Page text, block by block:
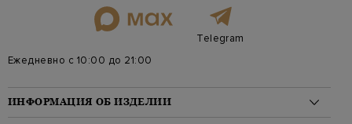
Telegram
Ежедневно с 10:00 до 21:00
ИНФОРМАЦИЯ ОБ ИЗДЕЛИИ